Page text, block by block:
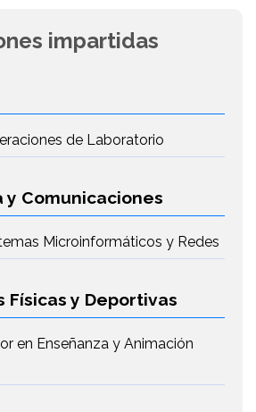
impartidas
de Laboratorio
Comunicaciones
Microinformáticos y Redes
y Deportivas
en Enseñanza y Animación